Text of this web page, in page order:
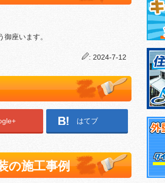
座います。
: 2024-7-12
はてブ
の施工事例